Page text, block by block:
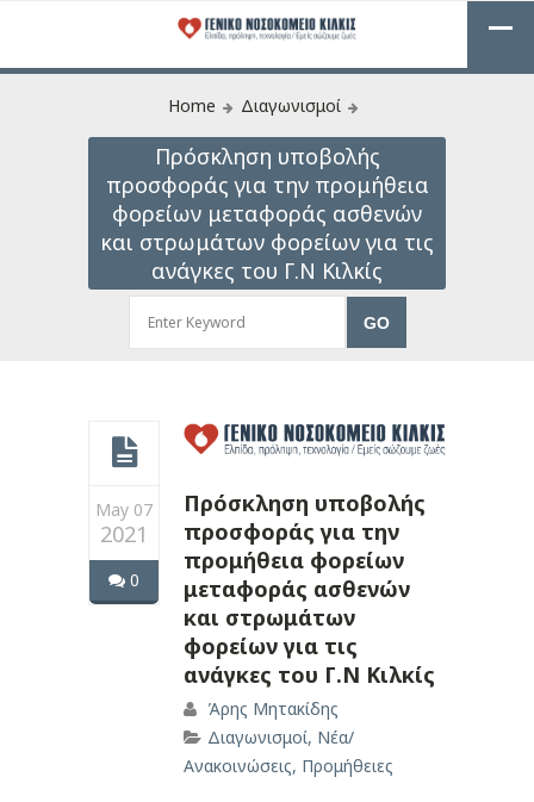
Home Διαγωνισμοί
Πρόσκληση υποβολής
προσφοράς για την προμήθεια
φορείων μεταφοράς ασθενών
και στρωμάτων φορείων για τις
ανάγκες του Γ.Ν Κιλκίς
May 07
2021
0
Πρόσκληση υποβολής
προσφοράς για την
προμήθεια φορείων
μεταφοράς ασθενών
και στρωμάτων
φορείων για τις
ανάγκες του Γ.Ν Κιλκίς
Άρης Μητακίδης
Διαγωνισμοί, Νέα/
Ανακοινώσεις, Προμήθειες